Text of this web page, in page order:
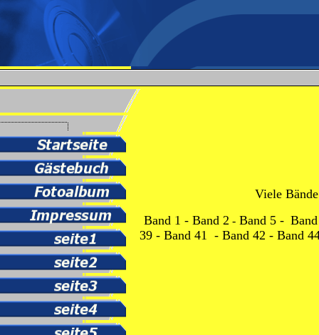
Viele
Band 1 - Band 2 - Band 5-
39 - Band 41 - Band 42 - Band